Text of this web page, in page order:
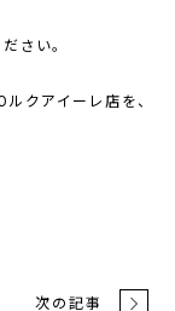
さい。
クアイーレ店を、
次の記事